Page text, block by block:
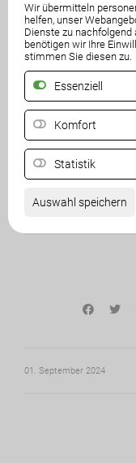
Wir übermitteln
helfen, unser
Dienste zu nachfolgend
benötigen wir Ihre
stimmen Sie diesen zu.
Essenziell
Komfort
Statistik
Auswahl speichern
Weitere Infos auch auf
01. September 2024